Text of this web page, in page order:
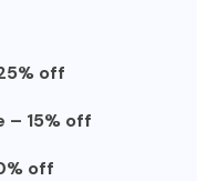
off
– 15% off
off